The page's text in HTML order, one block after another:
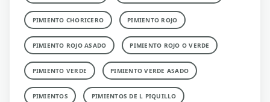
PIMIENTO CHORICERO PIMIENTO ROJO
PIMIENTO ROJO ASADO PIMIENTO ROJO O VERDE
PIMIENTO VERDE PIMIENTO VERDE ASADO
PIMIENTOS PIMIENTOS DE L PIQUILLO